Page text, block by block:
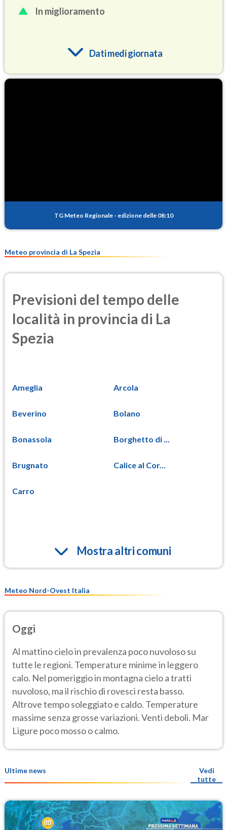
In miglioramento
Dati medi giornata
PM25
TG Meteo Regionale - edizione delle 08:10
Meteo provincia di La Spezia
Previsioni del tempo delle
località in provincia di La
Spezia
Ameglia Arcola
Beverino Bolano
Bonassola Borghetto di ...
Brugnato Calice al Cor...
Carro
Mostra altri comuni
Meteo Nord-Ovest Italia
Oggi
Al mattino cielo in prevalenza poco nuvoloso su
tutte le regioni. Temperature minime in leggero
calo. Nel pomeriggio in montagna cielo a tratti
nuvoloso, ma il rischio di rovesci resta basso.
Altrove tempo soleggiato e caldo. Temperature
massime senza grosse variazioni. Venti deboli. Mar
Ligure poco mosso o calmo.
Ultime news
Vedi
tutte